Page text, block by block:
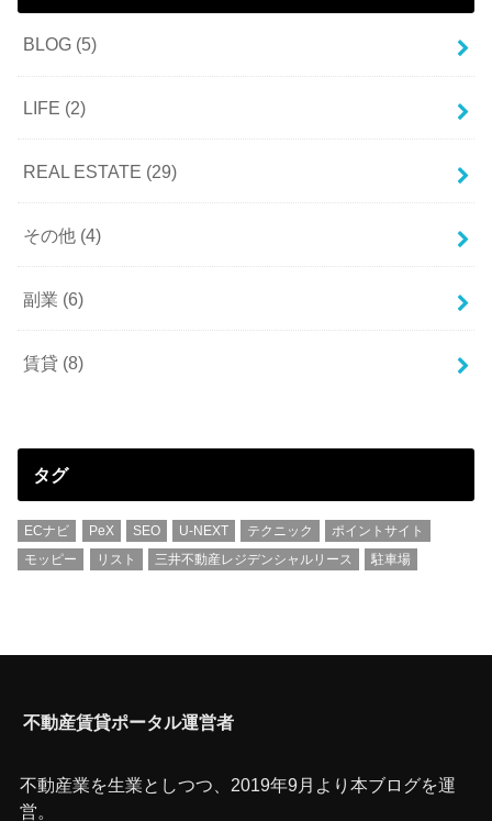
BLOG (5)
LIFE (2)
REAL ESTATE (29)
その他 (4)
副業 (6)
賃貸 (8)
タグ
ECナビ PeX SEO U-NEXT テクニック
ポイントサイト
モッピー
リスト 三井不動産レジデンシャルリース 駐車場
不動産賃貸ポータル運営者
不動産業を生業としつつ、2019年9月より本ブログを運
営。